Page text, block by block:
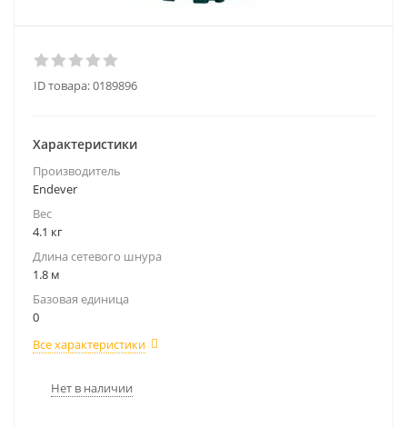
ID товара:0189896
Характеристики
Производитель
Endever
Вес
4.1 кг
Длина сетевого шнура
1.8 м
Базовая единица
0
Все характеристики
Нет в наличии